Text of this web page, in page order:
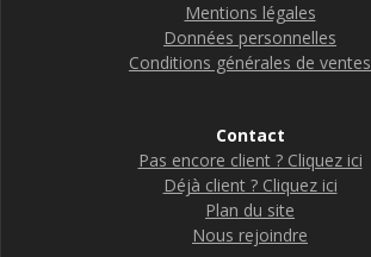
Mentions légales
Données personnelles
Conditions générales de ventes
Contact
Pas encore client ? Cliquez ici
Déjà client ? Cliquez ici
Plan du site
Nous rejoindre